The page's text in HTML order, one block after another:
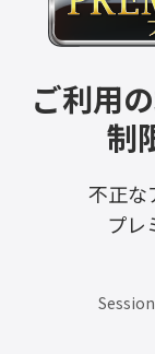
ご利用
制
不正な
プレ